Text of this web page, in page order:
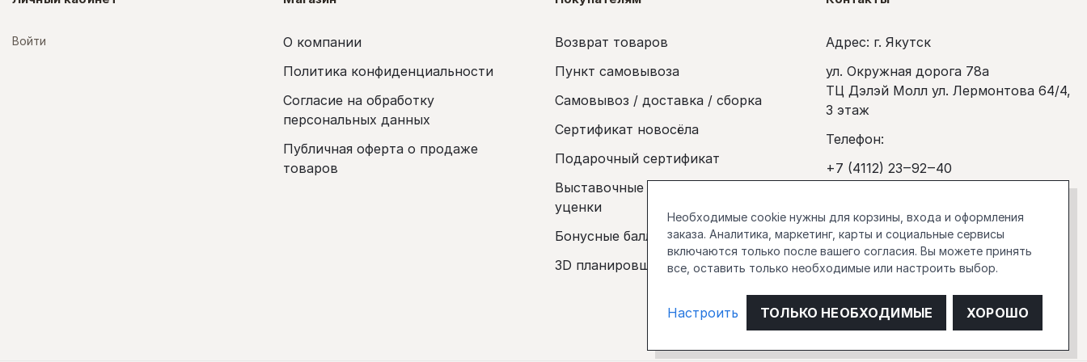
Войти
О компании
Политика конфиденциальности
Согласие на обработку
персональных данных
Публичная оферта о продаже
товаров
Возврат товаров
Пункт самовывоза
Самовывоз / доставка / сборка
Сертификат новосёла
Подарочный сертификат
Выставочные образцы и покупка
уценки
Бонусные баллы
3D планировщик
Адрес: г. Якутск
ул. Окружная дорога 78а
ТЦ Дэлэй Молл ул. Лермонтова 64/4,
3 этаж
Телефон:
+7 (4112) 23‒92‒40
Ежедневно с 10:00 до 20:00
stockholm.manager@gmail.com
Необходимые cookie нужны для корзины, входа и оформления
заказа. Аналитика, маркетинг, карты и социальные сервисы
включаются только после вашего согласия. Вы можете принять
все, оставить только необходимые или настроить выбор.
Настроить ТОЛЬКО НЕОБХОДИМЫЕ ХОРОШО